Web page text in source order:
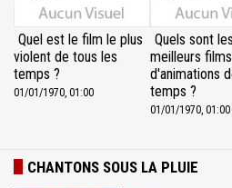
Quel est le film le plus
violent de tous les
temps ?
01/01/1970, 01:00
Quels sont
meilleurs films
d'animations
temps ?
01/01/1970, 01:00
CHANTONS SOUS LA PLUIE